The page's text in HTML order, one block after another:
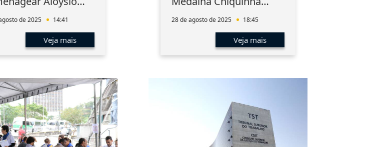
de 2025 14:41
Veja mais
28 de agosto de 2025 18:45
Veja mais